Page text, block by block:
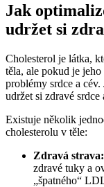
Jak
udržet si
Cholesterol je látka,
těla, ale pokud je
problémy srdce a
udržet si zdravé srdce
Existuje několik
cholesterolu v těle:
Zdravá strava:
zdravé tuky a
„špatného“